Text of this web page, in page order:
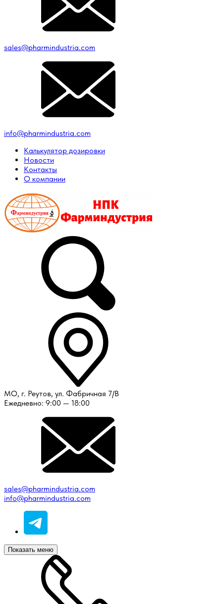
sales@pharmindustria.com
info@pharmindustria.com
Калькулятор дозировки
Новости
Контакты
О компании
МО, г. Реутов, ул. Фабричная 7/В
Ежедневно: 9:00 — 18:00
sales@pharmindustria.com
info@pharmindustria.com
Показать меню